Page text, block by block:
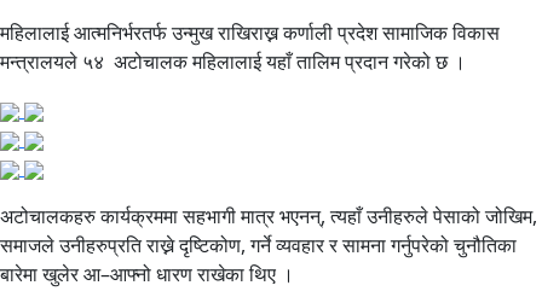
महिलालाई आत्मनिर्भरतर्फ उन्मुख राखिराख्न कर्णाली प्रदेश सामाजिक विकास
मन्त्रालयले ५४ अटोचालक महिलालाई यहाँ तालिम प्रदान गरेको छ ।
अटोचालकहरु कार्यक्रममा सहभागी मात्र भएनन्, त्यहाँ उनीहरुले पेसाको जोखिम,
समाजले उनीहरुप्रति राख्ने दृष्टिकोण, गर्ने व्यवहार र सामना गर्नुपरेको चुनौतिका
बारेमा खुलेर आ–आफ्नो धारण राखेका थिए ।